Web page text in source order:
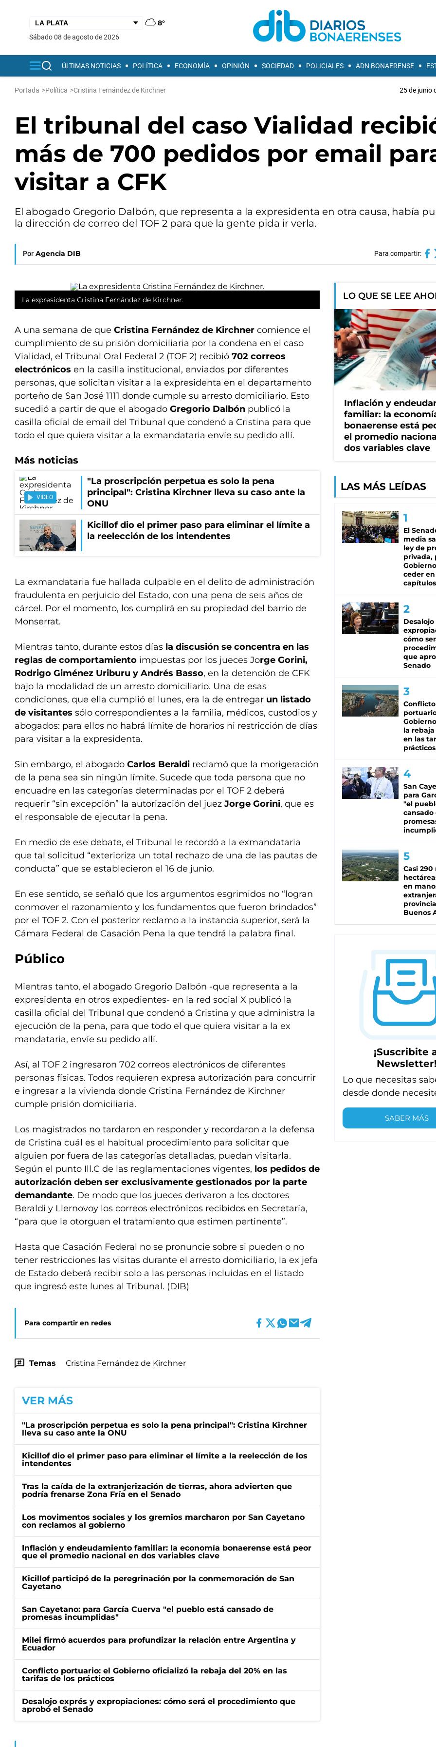
8°
sábado 08 de agosto de 2026
ÚLTIMAS NOTICIAS POLÍTICA ECONOMÍA OPINIÓN SOCIEDAD POLICIALES ADN BONAERENSE
Portada >Política >Cristina Fernández de Kirchner 25 de junio
El tribunal del caso Vialidad
más de 700 pedidos por email
visitar a CFK
El abogado Gregorio Dalbón, que representa a la expresidenta en otra causa, había
la dirección de correo del TOF 2 para que la gente pida ir verla.
Por Agencia DIB Para compartir:
La expresidenta Cristina Fernández de Kirchner.
A una semana de que Cristina Fernández de Kirchner comience el
cumplimiento de su prisión domiciliaria por la condena en el caso
Vialidad, el Tribunal Oral Federal 2 (TOF 2) recibió 702 correos
electrónicos en la casilla institucional, enviados por diferentes
personas, que solicitan visitar a la expresidenta en el departamento
porteño de San José 1111 donde cumple su arresto domiciliario. Esto
sucedió a partir de que el abogado Gregorio Dalbón publicó la
casilla oficial de email del Tribunal que condenó a Cristina para que
todo el que quiera visitar a la exmandataria envíe su pedido allí.
Más noticias
VIDEO
"La proscripción perpetua es solo la pena
principal": Cristina Kirchner lleva su caso ante la
ONU
Kicillof dio el primer paso para eliminar el límite a
la reelección de los intendentes
La exmandataria fue hallada culpable en el delito de administración
fraudulenta en perjuicio del Estado, con una pena de seis años de
cárcel. Por el momento, los cumplirá en su propiedad del barrio de
Monserrat.
Mientras tanto, durante estos días la discusión se concentra en las
reglas de comportamiento impuestas por los jueces Jorge Gorini,
Rodrigo Giménez Uriburu y Andrés Basso, en la detención de CFK
bajo la modalidad de un arresto domiciliario. Una de esas
condiciones, que ella cumplió el lunes, era la de entregar un listado
de visitantes sólo correspondientes a la familia, médicos, custodios y
abogados: para ellos no habrá límite de horarios ni restricción de días
para visitar a la expresidenta.
Sin embargo, el abogado Carlos Beraldi reclamó que la morigeración
de la pena sea sin ningún límite. Sucede que toda persona que no
encuadre en las categorías determinadas por el TOF 2 deberá
requerir “sin excepción” la autorización del juez Jorge Gorini, que es
el responsable de ejecutar la pena.
En medio de ese debate, el Tribunal le recordó a la exmandataria
que tal solicitud “exterioriza un total rechazo de una de las pautas de
conducta” que se establecieron el 16 de junio.
En ese sentido, se señaló que los argumentos esgrimidos no “logran
conmover el razonamiento y los fundamentos que fueron brindados”
por el TOF 2. Con el posterior reclamo a la instancia superior, será la
Cámara Federal de Casación Pena la que tendrá la palabra final.
Público
Mientras tanto, el abogado Gregorio Dalbón -que representa a la
expresidenta en otros expedientes- en la red social X publicó la
casilla oficial del Tribunal que condenó a Cristina y que administra la
ejecución de la pena, para que todo el que quiera visitar a la ex
mandataria, envíe su pedido allí.
Así, al TOF 2 ingresaron 702 correos electrónicos de diferentes
personas físicas. Todos requieren expresa autorización para concurrir
e ingresar a la vivienda donde Cristina Fernández de Kirchner
cumple prisión domiciliaria.
Los magistrados no tardaron en responder y recordaron a la defensa
de Cristina cuál es el habitual procedimiento para solicitar que
alguien por fuera de las categorías detalladas, puedan visitarla.
Según el punto Ill.C de las reglamentaciones vigentes, los pedidos de
autorización deben ser exclusivamente gestionados por la parte
demandante. De modo que los jueces derivaron a los doctores
Beraldi y Llernovoy los correos electrónicos recibidos en Secretaría,
“para que le otorguen el tratamiento que estimen pertinente”.
Hasta que Casación Federal no se pronuncie sobre si pueden o no
tener restricciones las visitas durante el arresto domiciliario, la ex jefa
de Estado deberá recibir solo a las personas incluidas en el listado
que ingresó este lunes al Tribunal. (DIB)
Para compartir en redes
Temas Cristina Fernández de Kirchner
VER MÁS
"La proscripción perpetua es solo la pena principal": Cristina Kirchner
lleva su caso ante la ONU
Kicillof dio el primer paso para eliminar el límite a la reelección de los
intendentes
Tras la caída de la extranjerización de tierras, ahora advierten que
podría frenarse Zona Fría en el Senado
Los movimentos sociales y los gremios marcharon por San Cayetano
con reclamos al gobierno
Inflación y endeudamiento familiar: la economía bonaerense está peor
que el promedio nacional en dos variables clave
Kicillof participó de la peregrinación por la conmemoración de San
Cayetano
San Cayetano: para García Cuerva "el pueblo está cansado de
promesas incumplidas"
Milei firmó acuerdos para profundizar la relación entre Argentina y
Ecuador
Conflicto portuario: el Gobierno oficializó la rebaja del 20% en las
tarifas de los prácticos
Desalojo exprés y expropiaciones: cómo será el procedimiento que
aprobó el Senado
LO QUE SE LEE
Inflación y
familiar: la
bonaerense está
el promedio
dos variables clave
LAS MÁS LEÍDAS
El
media
ley de
privada,
ceder
capítulos
cómo
que
Senado
Conflicto
la rebaja
en las
prácticos
San
para
"el
cansado
Casi 290
en
Buenos
¡Suscribite
Lo que necesitas
desde donde
SABER MÁS